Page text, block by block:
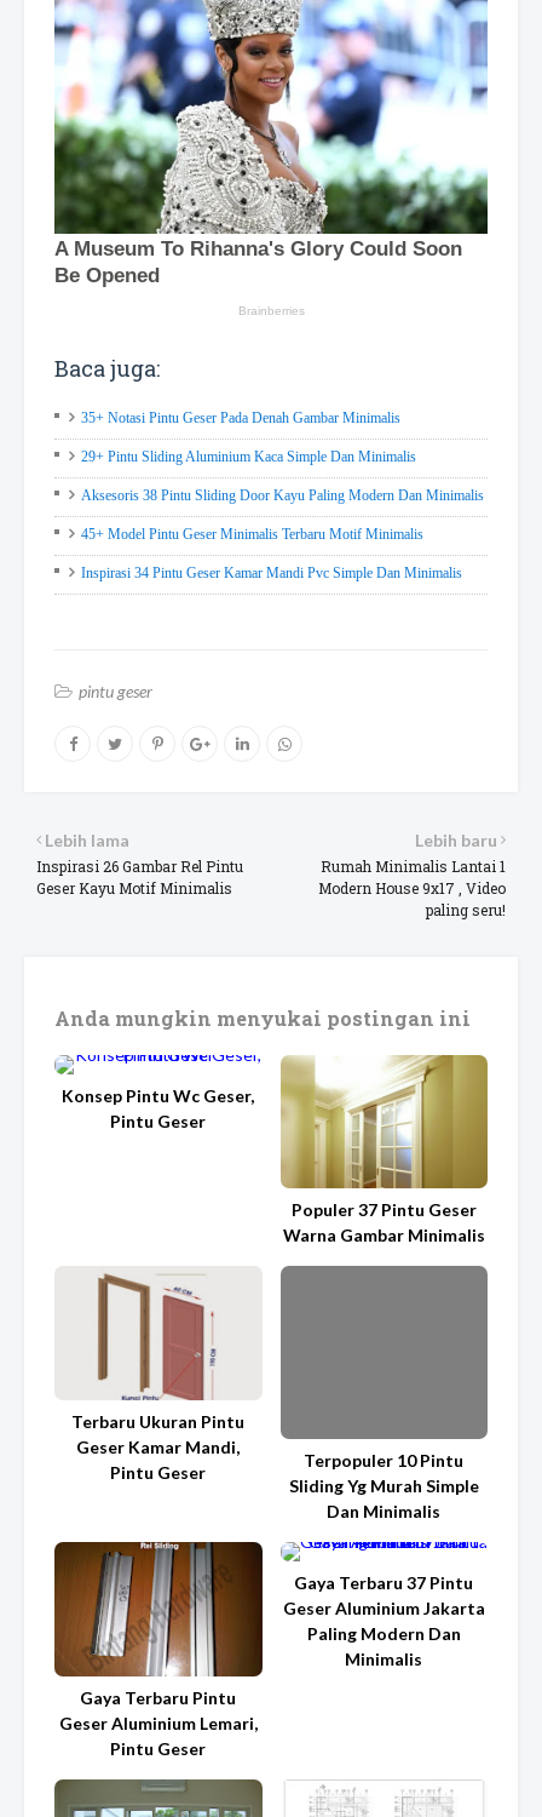
Baca juga:
35+ Notasi Pintu Geser Pada Denah Gambar Minimalis
29+ Pintu Sliding Aluminium Kaca Simple Dan Minimalis
Aksesoris 38 Pintu Sliding Door Kayu Paling Modern Dan Minimalis
45+ Model Pintu Geser Minimalis Terbaru Motif Minimalis
Inspirasi 34 Pintu Geser Kamar Mandi Pvc Simple Dan Minimalis
pintu geser
Lebih baru
Rumah Minimalis Lantai 1
Modern House 9x17 , Video
paling seru!
Lebih lama
Inspirasi 26 Gambar Rel Pintu
Geser Kayu Motif Minimalis
Anda mungkin menyukai postingan ini
Konsep Pintu Wc Geser,
Pintu Geser
Populer 37 Pintu Geser
Warna Gambar Minimalis
Terbaru Ukuran Pintu
Geser Kamar Mandi,
Pintu Geser
Terpopuler 10 Pintu
Sliding Yg Murah Simple
Dan Minimalis
Gaya Terbaru Pintu
Geser Aluminium Lemari,
Pintu Geser
Gaya Terbaru 37 Pintu
Geser Aluminium Jakarta
Paling Modern Dan
Minimalis